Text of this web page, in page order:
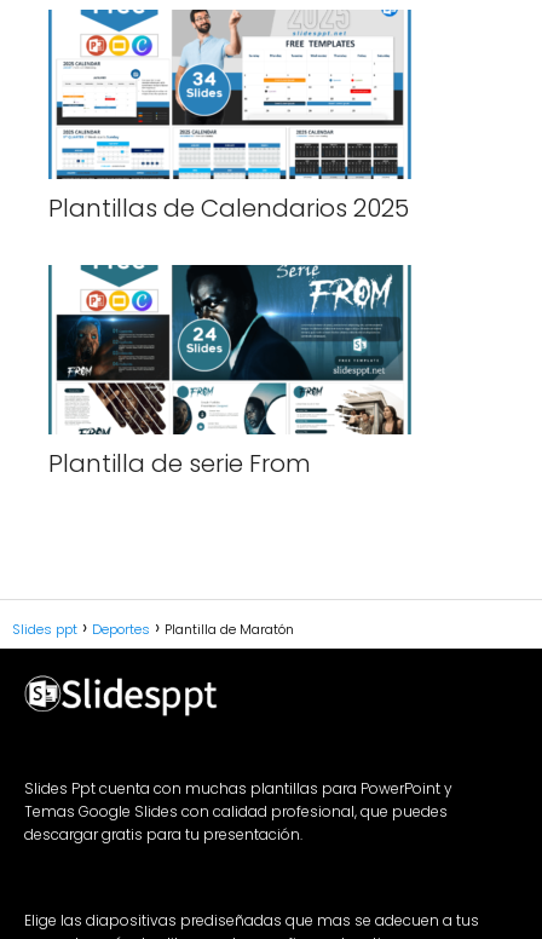
Plantillas de Calendarios 2025
Plantilla de serie From
Slides ppt Deportes Plantilla de Maratón
Slides Ppt cuenta con muchas plantillas para PowerPoint y
Temas Google Slides con calidad profesional, que puedes
descargar gratis para tu presentación.
Elige las diapositivas prediseñadas que mas se adecuen a tus